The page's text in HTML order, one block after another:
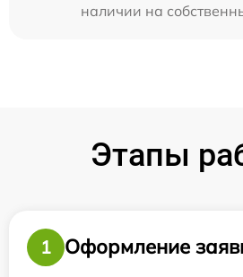
наличии на
Этапы
1
Оформление